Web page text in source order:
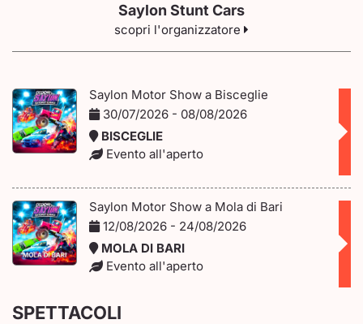
Saylon Stunt Cars
scopri l'organizzatore
Saylon Motor Show a Bisceglie
30/07/2026 - 08/08/2026
BISCEGLIE
Evento all'aperto
Saylon Motor Show a Mola di Bari
12/08/2026 - 24/08/2026
MOLA DI BARI
Evento all'aperto
SPETTACOLI